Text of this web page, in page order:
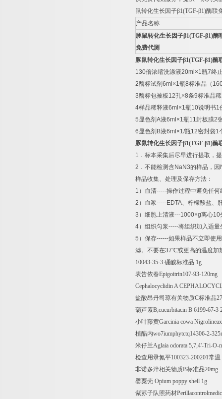
鼠转化生长因子β1(TGF-β1)酶联
产品名称
豚鼠转化生长因子β1(TGF-β1)酶
免费代测
豚鼠转化生长因子β1(TGF-β1)酶
130倍浓缩洗涤液20ml×1瓶7终
2酶标试剂 6ml×1瓶8标准品（
3酶标包被板12孔×8条9标准品
4样品稀释液6ml×1瓶10说明书1
5显色剂 A液6ml×1瓶11封板膜2
6显色剂 B液6ml×1/瓶12密封袋1
豚鼠转化生长因子β1(TGF-β1)酶
1 ．标本采集后尽早进行提取，
2 ．不能检测含 NaN3的样品，因
样品收集、处理及保存方法：
1 ）血清-----操作过程中避免任
2 ）血浆-----EDTA、柠檬酸盐、
3 ）细胞上清液---1000×g离心10
4）组织匀浆-----将组织加入适量
5 ）保存------如果样品不立即使
滤。不要在37℃或更高的温度加
10043-35-3 硼酸标准品 1g
表告依春Epigoitrin107-93-120mg
Cephalocyclidin A
盐酸昂丹司琼有关物质C标准品
葫芦素B;cucurbitacin B 6199-67-3
小叶藤黄Garcinia cowa
植醋内wo7iumphytctq14306-2-
米仔兰Aglaia odorata 5,7,4'-Tri-O-
检查用录氮平100323-200201常温
非诺多泮相关物质B标准品20mg
婴粟壳 Opium poppy shell 1g
紫苏子队照药材